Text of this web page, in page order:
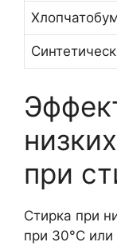
при
Стирка при
при 30°C